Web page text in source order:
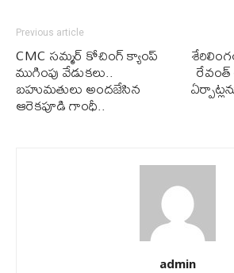
Previous article
CMC సమ్మర్ కోచింగ్ క్యాంప్
ముగింపు వేడుకలు..
బహుమతులు అందజేసిన
ఆరెకపూడి గాంధీ..
రేవంత్
admin